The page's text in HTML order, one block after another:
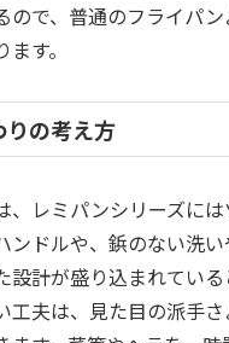
ので、普通のフライパ
す。
の考え方
、レミパンシリーズに
ンドルや、鋲のない洗
設計が盛り込まれている
工夫は、見た目の派手